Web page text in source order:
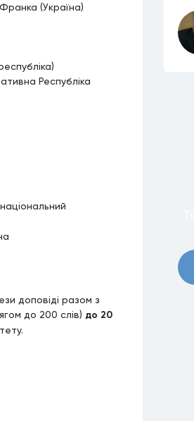
Франка (Україна)
Республіка
доповіді разом з
до 200 слів) до 20